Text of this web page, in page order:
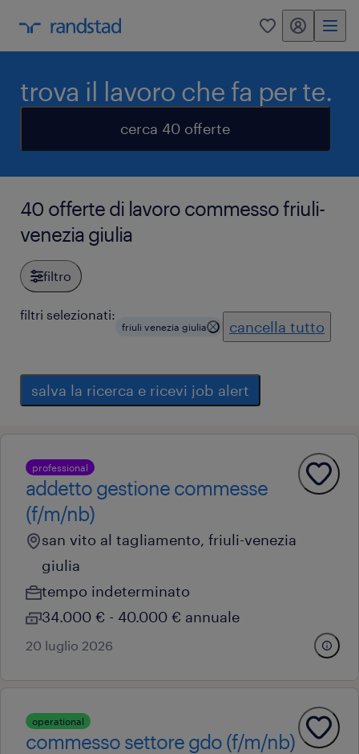
0 my randstad
trova il lavoro che fa per te.
cerca 40 offerte
40 offerte di lavoro commesso friuli-
venezia giulia
filtro
filtri selezionati:
friuli venezia giulia cancella tutto
salva la ricerca e ricevi job alert
professional
addetto gestione commesse
(f/m/nb)
san vito al tagliamento, friuli-venezia
giulia
tempo indeterminato
34.000 € - 40.000 € annuale
20 luglio 2026
operational
commesso settore gdo (f/m/nb)